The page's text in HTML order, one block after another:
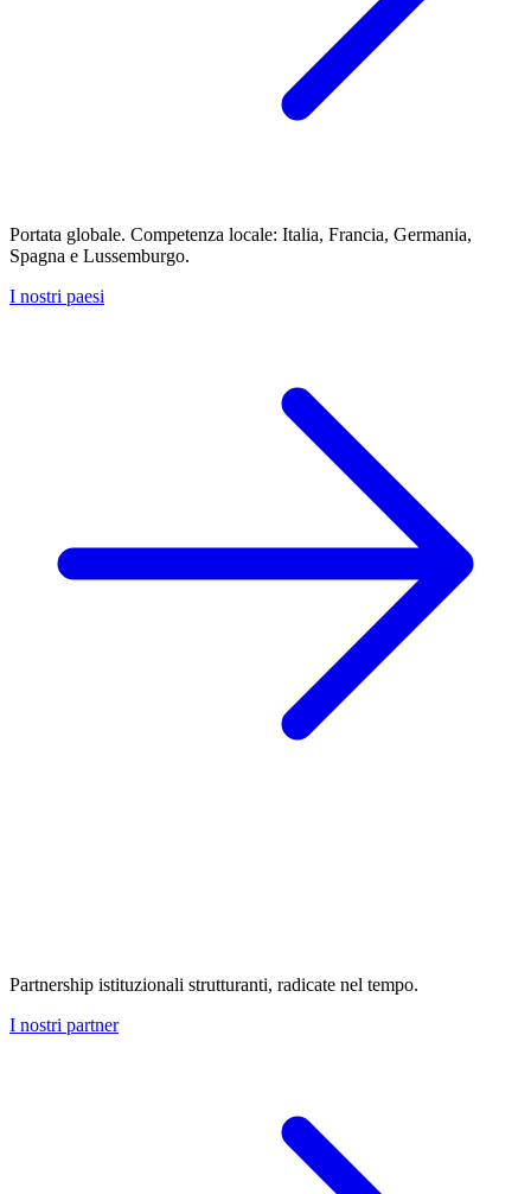
Portata globale. Competenza locale: Italia, Francia, Germania,
Spagna e Lussemburgo.
I nostri paesi
Partnership istituzionali strutturanti, radicate nel tempo.
I nostri partner